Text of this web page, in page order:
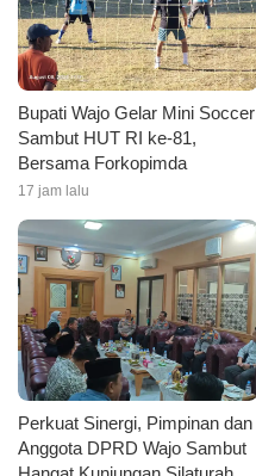
Bupati Wajo Gelar Mini Soccer
Sambut HUT RI ke-81,
Bersama Forkopimda
17 jam lalu
Perkuat Sinergi, Pimpinan dan
Anggota DPRD Wajo Sambut